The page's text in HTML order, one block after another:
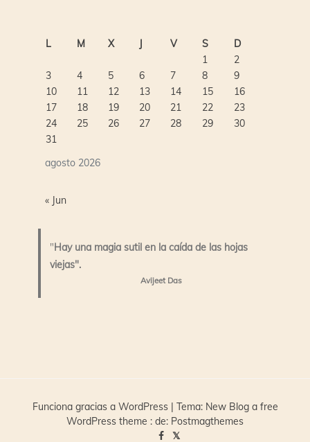
agosto 2026
L M X J V S
D
1
2
3
4 5 6 7 8
9
10
11 12 13 14 15
16
17
18 19 20 21 22
23
24
25 26 27 28 29
30
31
« Jun
"Hay una magia sutil en la caída de las hojas
viejas".
Avijeet Das
Funciona gracias a WordPress | Tema: New Blog a free
WordPress theme : de: Postmagthemes